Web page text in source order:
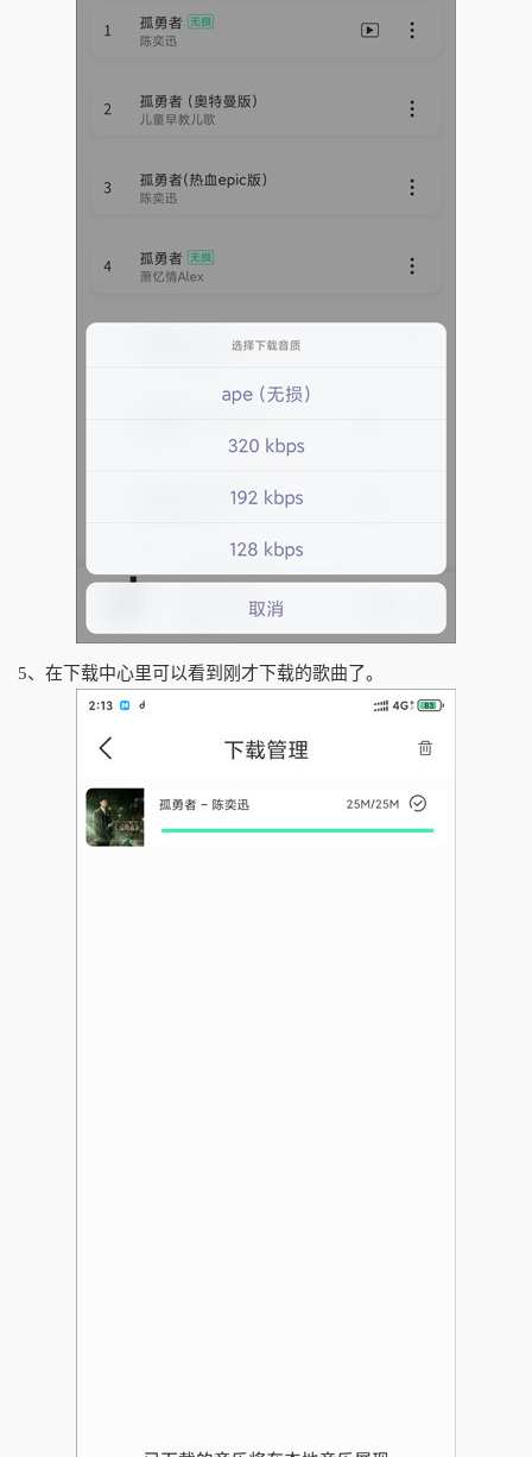
5、在下载中心里可以看到刚才下载的歌曲了。